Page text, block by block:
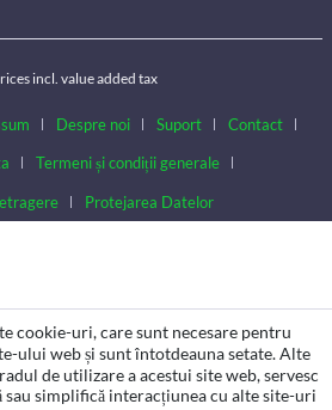
incl. value added tax
Despre noi Suport
Contact
Termeni și condiții generale
Protejarea Datelor
cookie-uri, care sunt necesare pentru
ului web și sunt întotdeauna setate. Alte
de utilizare a acestui site web, servesc
simplifică interacțiunea cu alte site-uri